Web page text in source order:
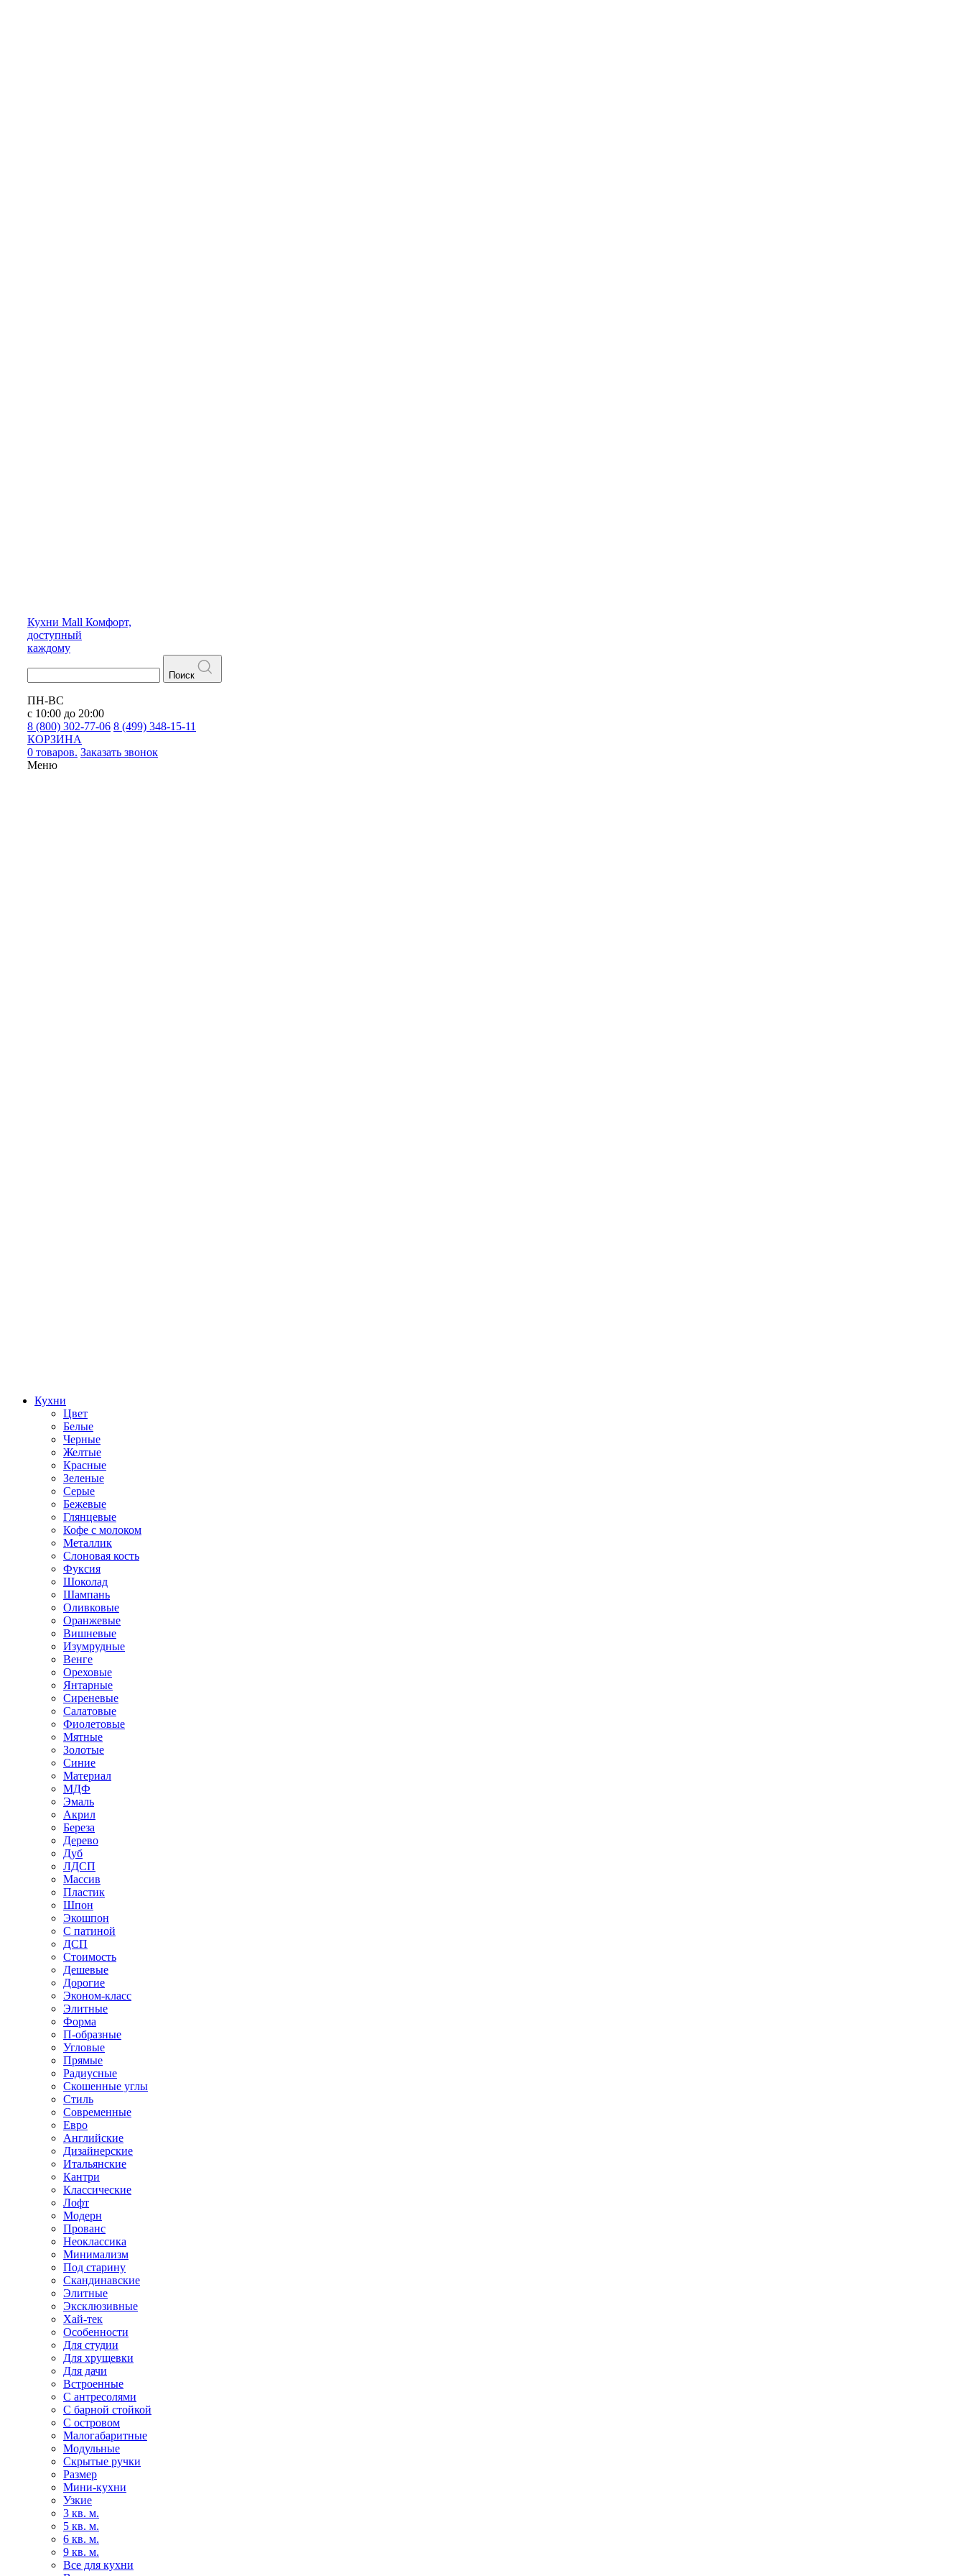
Кухни Mall Комфорт,
доступный
каждому
Поиск
ПН-ВС
с 10:00 до 20:00
8 (800) 302-77-06 8 (499) 348-15-11
КОРЗИНА
0 товаров. Заказать звонок
Меню
Кухни
Цвет
Белые
Черные
Желтые
Красные
Зеленые
Серые
Бежевые
Глянцевые
Кофе с молоком
Металлик
Слоновая кость
Фуксия
Шоколад
Шампань
Оливковые
Оранжевые
Вишневые
Изумрудные
Венге
Ореховые
Янтарные
Сиреневые
Салатовые
Фиолетовые
Мятные
Золотые
Синие
Материал
МДФ
Эмаль
Акрил
Береза
Дерево
Дуб
ЛДСП
Массив
Пластик
Шпон
Экошпон
С патиной
ДСП
Стоимость
Дешевые
Дорогие
Эконом-класс
Элитные
Форма
П-образные
Угловые
Прямые
Радиусные
Скошенные углы
Стиль
Современные
Евро
Английские
Дизайнерские
Итальянские
Кантри
Классические
Лофт
Модерн
Прованс
Неоклассика
Минимализм
Под старину
Скандинавские
Элитные
Эксклюзивные
Хай-тек
Особенности
Для студии
Для хрущевки
Для дачи
Встроенные
С антресолями
С барной стойкой
С островом
Малогабаритные
Модульные
Скрытые ручки
Размер
Мини-кухни
Узкие
3 кв. м.
5 кв. м.
6 кв. м.
9 кв. м.
Все для кухни